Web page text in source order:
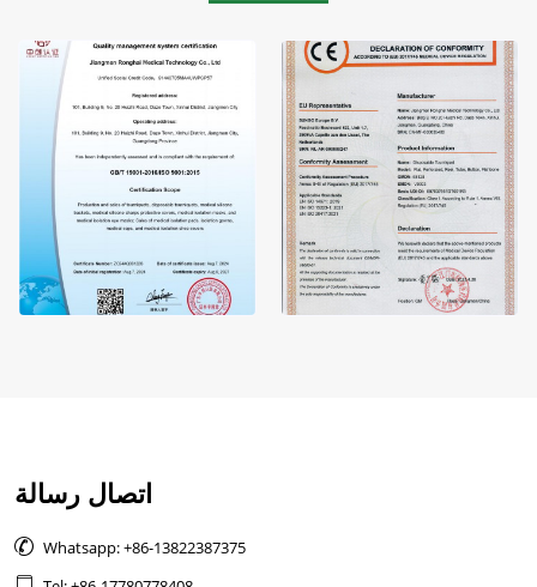
اتصال رسالة
 Whatsapp: +86-13822387375